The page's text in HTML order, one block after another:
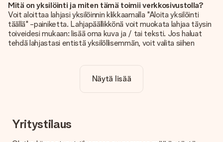
Mitä on yksilöinti ja miten tämä toimii verkkosivustolla?
Voit aloittaa lahjasi yksilöinnin klikkaamalla "Aloita yksilöinti
täällä" -painiketta. Lahjapäällikkönä voit muokata lahjaa täysin
toiveidesi mukaan: lisää oma kuva ja / tai teksti. Jos haluat
tehdä lahjastasi entistä yksilöllisemmän, voit valita siihen
Sisältyykö yksilöinti hintaan?
Sivustolla näkyvä hinta sisältää lahjasi yksilöinnin. Hauskaa ja
Haluamme varmistaa, että olet täysin tyytyväinen lahjaasi.
Siksi on tärkeää käyttää korkealaatuisia valokuvia. Jos olet
Näytä lisää
Yritystilaus